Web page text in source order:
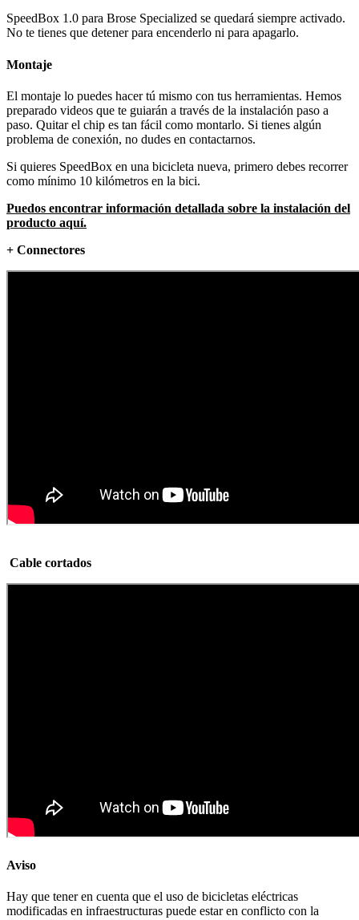
SpeedBox 1.0 para Brose Specialized se quedará siempre activado.
No te tienes que detener para encenderlo ni para apagarlo.
Montaje
El montaje lo puedes hacer tú mismo con tus herramientas. Hemos
preparado videos que te guiarán a través de la instalación paso a
paso. Quitar el chip es tan fácil como montarlo. Si tienes algún
problema de conexión, no dudes en contactarnos.
Si quieres SpeedBox en una bicicleta nueva, primero debes recorrer
como mínimo 10 kilómetros en la bici.
Puedos encontrar información detallada sobre la instalación del
producto aquí.
+ Connectores
Cable cortados
Aviso
Hay que tener en cuenta que el uso de bicicletas eléctricas
modificadas en infraestructuras puede estar en conflicto con la